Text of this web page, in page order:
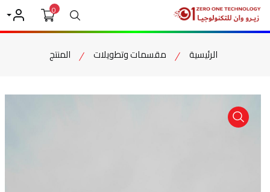
بحث0
حسابي
الرئيسية مقسمات وتطويلات المنتج
item view